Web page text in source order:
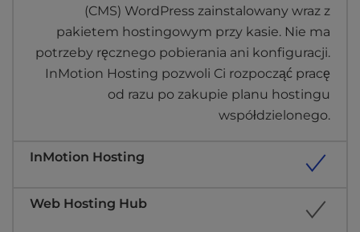
(CMS) WordPress zainstalowany wraz z
pakietem hostingowym przy kasie. Nie ma
potrzeby ręcznego pobierania ani konfiguracji.
InMotion Hosting pozwoli Ci rozpocząć pracę
od razu po zakupie planu hostingu
współdzielonego.